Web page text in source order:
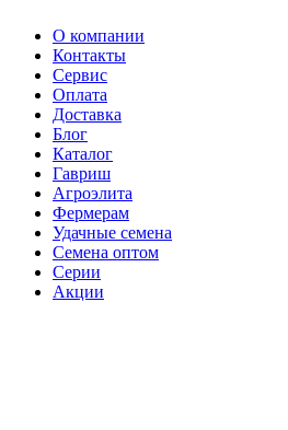
О компании
Контакты
Сервис
Оплата
Доставка
Блог
Каталог
Гавриш
Агроэлита
Фермерам
Удачные семена
Семена оптом
Серии
Акции